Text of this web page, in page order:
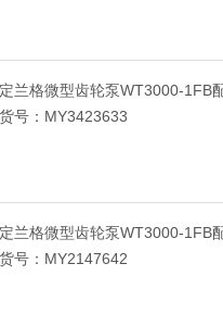
兰格微型齿轮泵WT3000-1FB
号：MY3423633
兰格微型齿轮泵WT3000-1FB
号：MY2147642